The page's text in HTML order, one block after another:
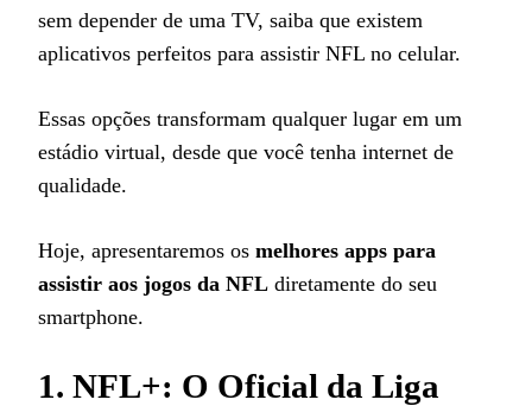
sem depender de uma TV, saiba que existem
aplicativos perfeitos para assistir NFL no celular.
Essas opções transformam qualquer lugar em um
estádio virtual, desde que você tenha internet de
qualidade.
Hoje, apresentaremos os melhores apps para
assistir aos jogos da NFL diretamente do seu
smartphone.
1. NFL+: O Oficial da Liga